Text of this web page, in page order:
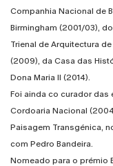
Companhia Nacional de
Birmingham (2001/03),
Trienal de Arquitectura
(2009), da Casa das
Dona Maria II (2014).
Foi ainda co curador das
Cordoaria Nacional
Paisagem Transgénica,
com Pedro Bandeira.
Nomeado para o prémio